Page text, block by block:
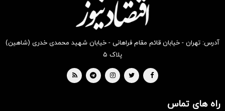
آدرس: تهران - خیابان قائم مقام فراهانی - خیابان شهید محمدی خدری (شاهین)
پلاک ۵
راه های تماس